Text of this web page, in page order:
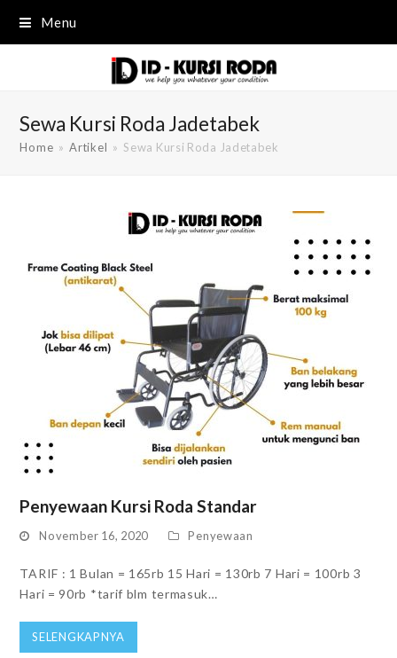
Menu
Sewa Kursi Roda Jadetabek
Home » Artikel » Sewa Kursi Roda Jadetabek
Penyewaan Kursi Roda Standar
November 16, 2020 Penyewaan
TARIF : 1 Bulan = 165rb 15 Hari = 130rb 7 Hari = 100rb 3
Hari = 90rb *tarif blm termasuk…
SELENGKAPNYA